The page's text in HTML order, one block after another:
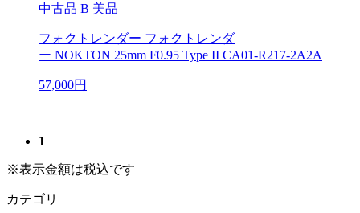
中古品 B 美品
フォクトレンダー フォクトレンダ
ー NOKTON 25mm F0.95 Type II CA01-R217-2A2A
57,000円
1
※表示金額は税込です
カテゴリ